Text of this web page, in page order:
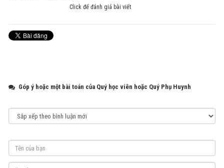
Click để đánh giá bài viết
Góp ý hoặc một bài toán của Quý học viên hoặc Quý Phụ Huynh